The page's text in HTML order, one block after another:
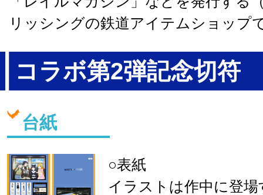
リッシングの鉄道アイテムショップ
コラボ第2弾記念切符
台紙
○表紙
イラストは作中に登